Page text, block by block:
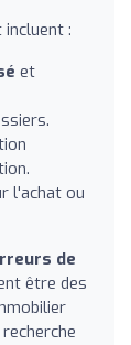
:
et
l'achat ou
de
être des